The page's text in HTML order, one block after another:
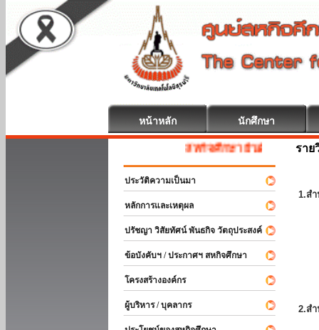
หน้าหลัก นักศึกษา
สหกิจศึกษา ยินดีต้อนรับ
ประวัติความเป็นมา
หลักการและเหตุผล
ปรัชญา วิสัยทัศน์ พันธกิจ วัตถุประสงค์
ข้อบังคับฯ / ประกาศฯ สหกิจศึกษา
โครงสร้างองค์กร
ผู้บริหาร / บุคลากร
ราย
1.ส
2.ส